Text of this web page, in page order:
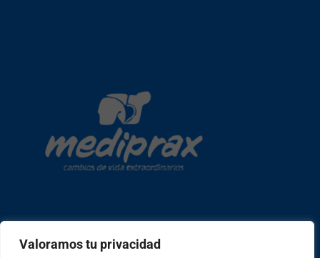
Valoramos tu privacidad
Web